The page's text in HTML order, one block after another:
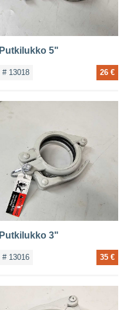
Putkilukko 5"
# 13018 26 €
Putkilukko 3"
# 13016 35 €